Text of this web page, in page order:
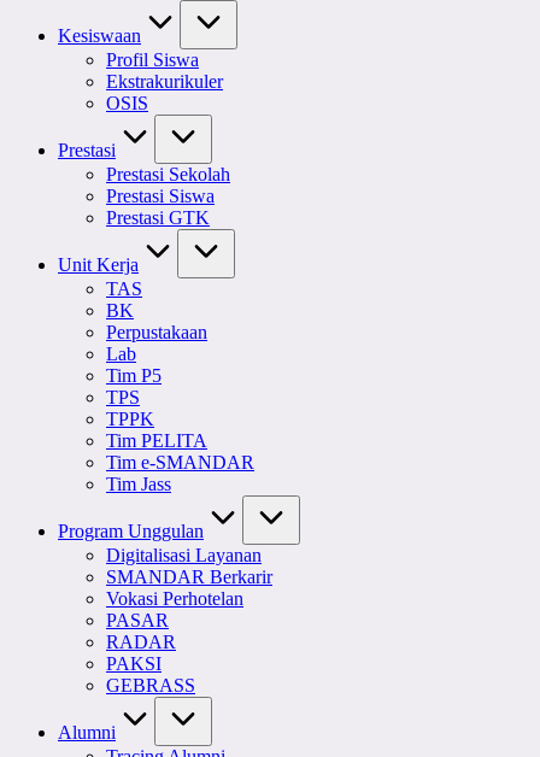
Kesiswaan
Profil Siswa
Ekstrakurikuler
OSIS
Prestasi
Prestasi Sekolah
Prestasi Siswa
Prestasi GTK
Unit Kerja
TAS
BK
Perpustakaan
Lab
Tim P5
TPS
TPPK
Tim PELITA
Tim e-SMANDAR
Tim Jass
Program Unggulan
Digitalisasi Layanan
SMANDAR Berkarir
Vokasi Perhotelan
PASAR
RADAR
PAKSI
GEBRASS
Alumni